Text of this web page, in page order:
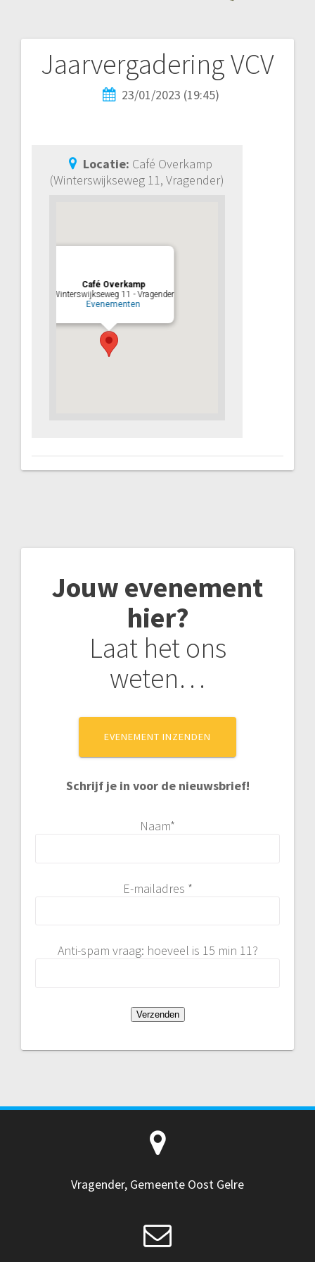
Jaarvergadering VCV
23/01/2023 (19:45)
Locatie: Café Overkamp
(Winterswijkseweg 11, Vragender)
Café Overkamp
Winterswijkseweg 11 - Vragender
Evenementen
Jouw evenement
hier?
Laat het ons
weten…
EVENEMENT INZENDEN
Schrijf je in voor de nieuwsbrief!
Naam*
E-mailadres *
Anti-spam vraag: hoeveel is 15 min 11?
Vragender, Gemeente Oost Gelre